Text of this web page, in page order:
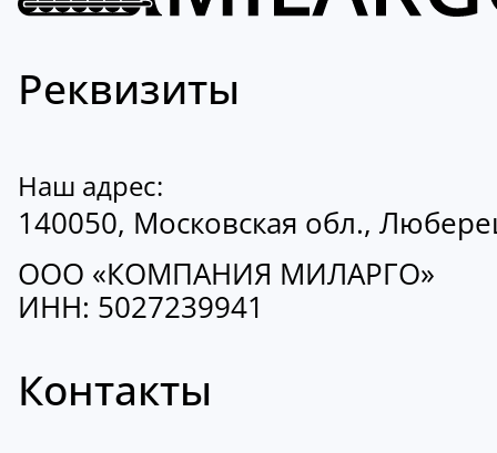
Реквизиты
Наш адрес:
140050, Московская обл.,
ООО «КОМПАНИЯ МИЛАРГО»
ИНН: 5027239941
Контакты